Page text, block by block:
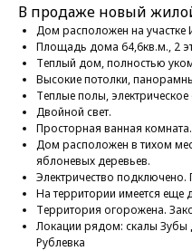
В продаже новый
Дом расположен на участке
Площадь дома 64,6кв.м., 2
Теплый дом, полностью
Высокие потолки,
Теплые полы, электрическое
Двойной свет.
Просторная ванная комната.
Дом расположен в тихом
яблоневых деревьев.
Электричество
На территории имеется еще
Территория огорожена.
Локации рядом: скалы Зубы
Рублевка